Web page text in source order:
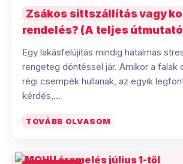
Zsákos sittszállítás vagy
rendelés? (A teljes
Egy lakásfelújítás mindig hatalmas
rengeteg döntéssel jár. Amikor a falak
régi csempék hullanak, az egyik
kérdés,...
TOVÁBB OLVASOM